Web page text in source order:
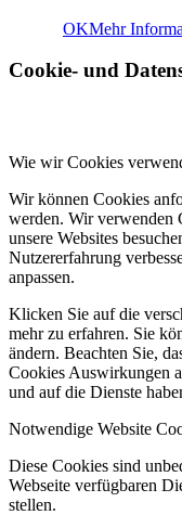
OKMehr
Cookie- und
Wie wir Cookies
Wir können Cookies
werden. Wir verwenden
unsere Websites
Nutzererfahrung
anpassen.
Klicken Sie auf die
mehr zu erfahren. Sie
ändern. Beachten Sie,
Cookies Auswirkungen
und auf die Dienste
Notwendige Website
Diese Cookies sind
Webseite verfügbaren
stellen.